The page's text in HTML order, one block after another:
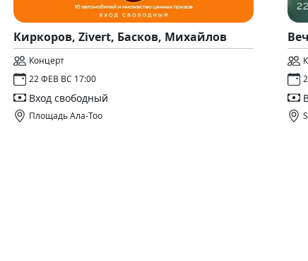
Киркоров, Zivert, Басков, Михайлов
Концерт
22 ФЕВ ВС 17:00
Вход свободный
Площадь Ала-Тоо